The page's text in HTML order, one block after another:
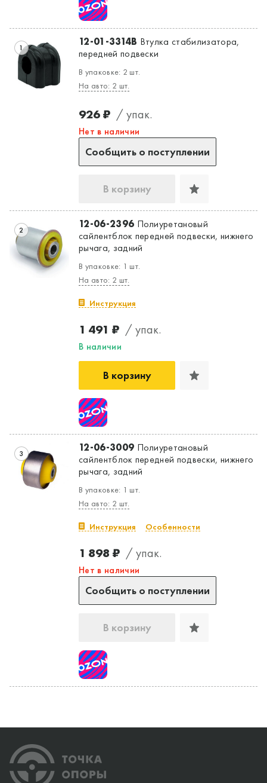
Да, верно Нет, выбрать другой
1 12-01-3314B Втулка стабилизатора,
передней подвески
В упаковке: 2 шт.
На авто: 2 шт.
926 ₽ / упак.
Нет в наличии
Сообщить о поступлении
В корзину
2 12-06-2396 Полиуретановый
сайлентблок передней подвески, нижнего
рычага, задний
В упаковке: 1 шт.
На авто: 2 шт.
Инструкция
1 491 ₽ / упак.
В наличии
В корзину
3 12-06-3009 Полиуретановый
сайлентблок передней подвески, нижнего
рычага, задний
В упаковке: 1 шт.
На авто: 2 шт.
Инструкция Особенности
1 898 ₽ / упак.
Нет в наличии
Сообщить о поступлении
В корзину